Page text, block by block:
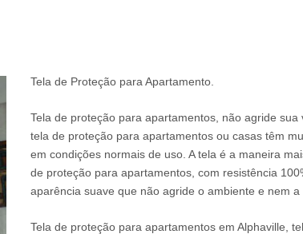
Tela de Proteção para Apartamento.
Tela de proteção para apartamentos, não agride sua
tela de proteção para apartamentos ou casas têm
em condições normais de uso. A tela é a maneira
de proteção para apartamentos, com resistência
aparência suave que não agride o ambiente e nem
Tela de proteção para apartamentos em Alphaville,